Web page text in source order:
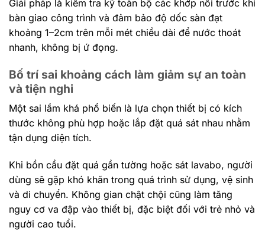
Giải pháp là kiểm tra kỹ toàn bộ các khớp nối trước khi
bàn giao công trình và đảm bảo độ dốc sàn đạt
khoảng 1–2cm trên mỗi mét chiều dài để nước thoát
nhanh, không bị ứ đọng.
Bố trí sai khoảng cách làm giảm sự an toàn
và tiện nghi
Một sai lầm khá phổ biến là lựa chọn thiết bị có kích
thước không phù hợp hoặc lắp đặt quá sát nhau nhằm
tận dụng diện tích.
Khi bồn cầu đặt quá gần tường hoặc sát lavabo, người
dùng sẽ gặp khó khăn trong quá trình sử dụng, vệ sinh
và di chuyển. Không gian chật chội cũng làm tăng
nguy cơ va đập vào thiết bị, đặc biệt đối với trẻ nhỏ và
người cao tuổi.